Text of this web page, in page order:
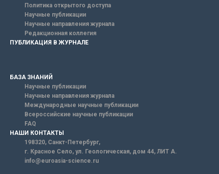
Политика открытого доступа
Научные публикации
Научные направления журнала
Редакционная коллегия
ПУБЛИКАЦИЯ В ЖУРНАЛЕ
БАЗА ЗНАНИЙ
Научные публикации
Научные направления журнала
Международные научные публикации
Всероссийские научные публикации
FAQ
НАШИ КОНТАКТЫ
198320, Санкт-Петербург,
г. Красное Село, ул. Геологическая, дом 44, ЛИТ А.
info@euroasia-science.ru